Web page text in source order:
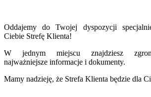
Oddajemy do Twojej dyspozycji
Ciebie Strefę Klienta!
W jednym miejscu znajdziesz
najważniejsze informacje i dokumenty.
Mamy nadzieję, że Strefa Klienta będzie dla